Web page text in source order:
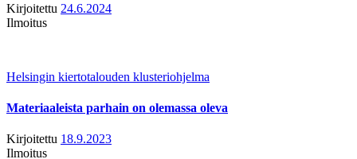
Kirjoitettu 24.6.2024
Ilmoitus
Helsingin kiertotalouden klusteriohjelma
Materiaaleista parhain on olemassa oleva
Kirjoitettu 18.9.2023
Ilmoitus